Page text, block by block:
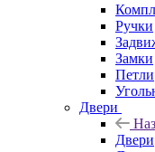
Ручки
Замки
Петли
Двери
Двери